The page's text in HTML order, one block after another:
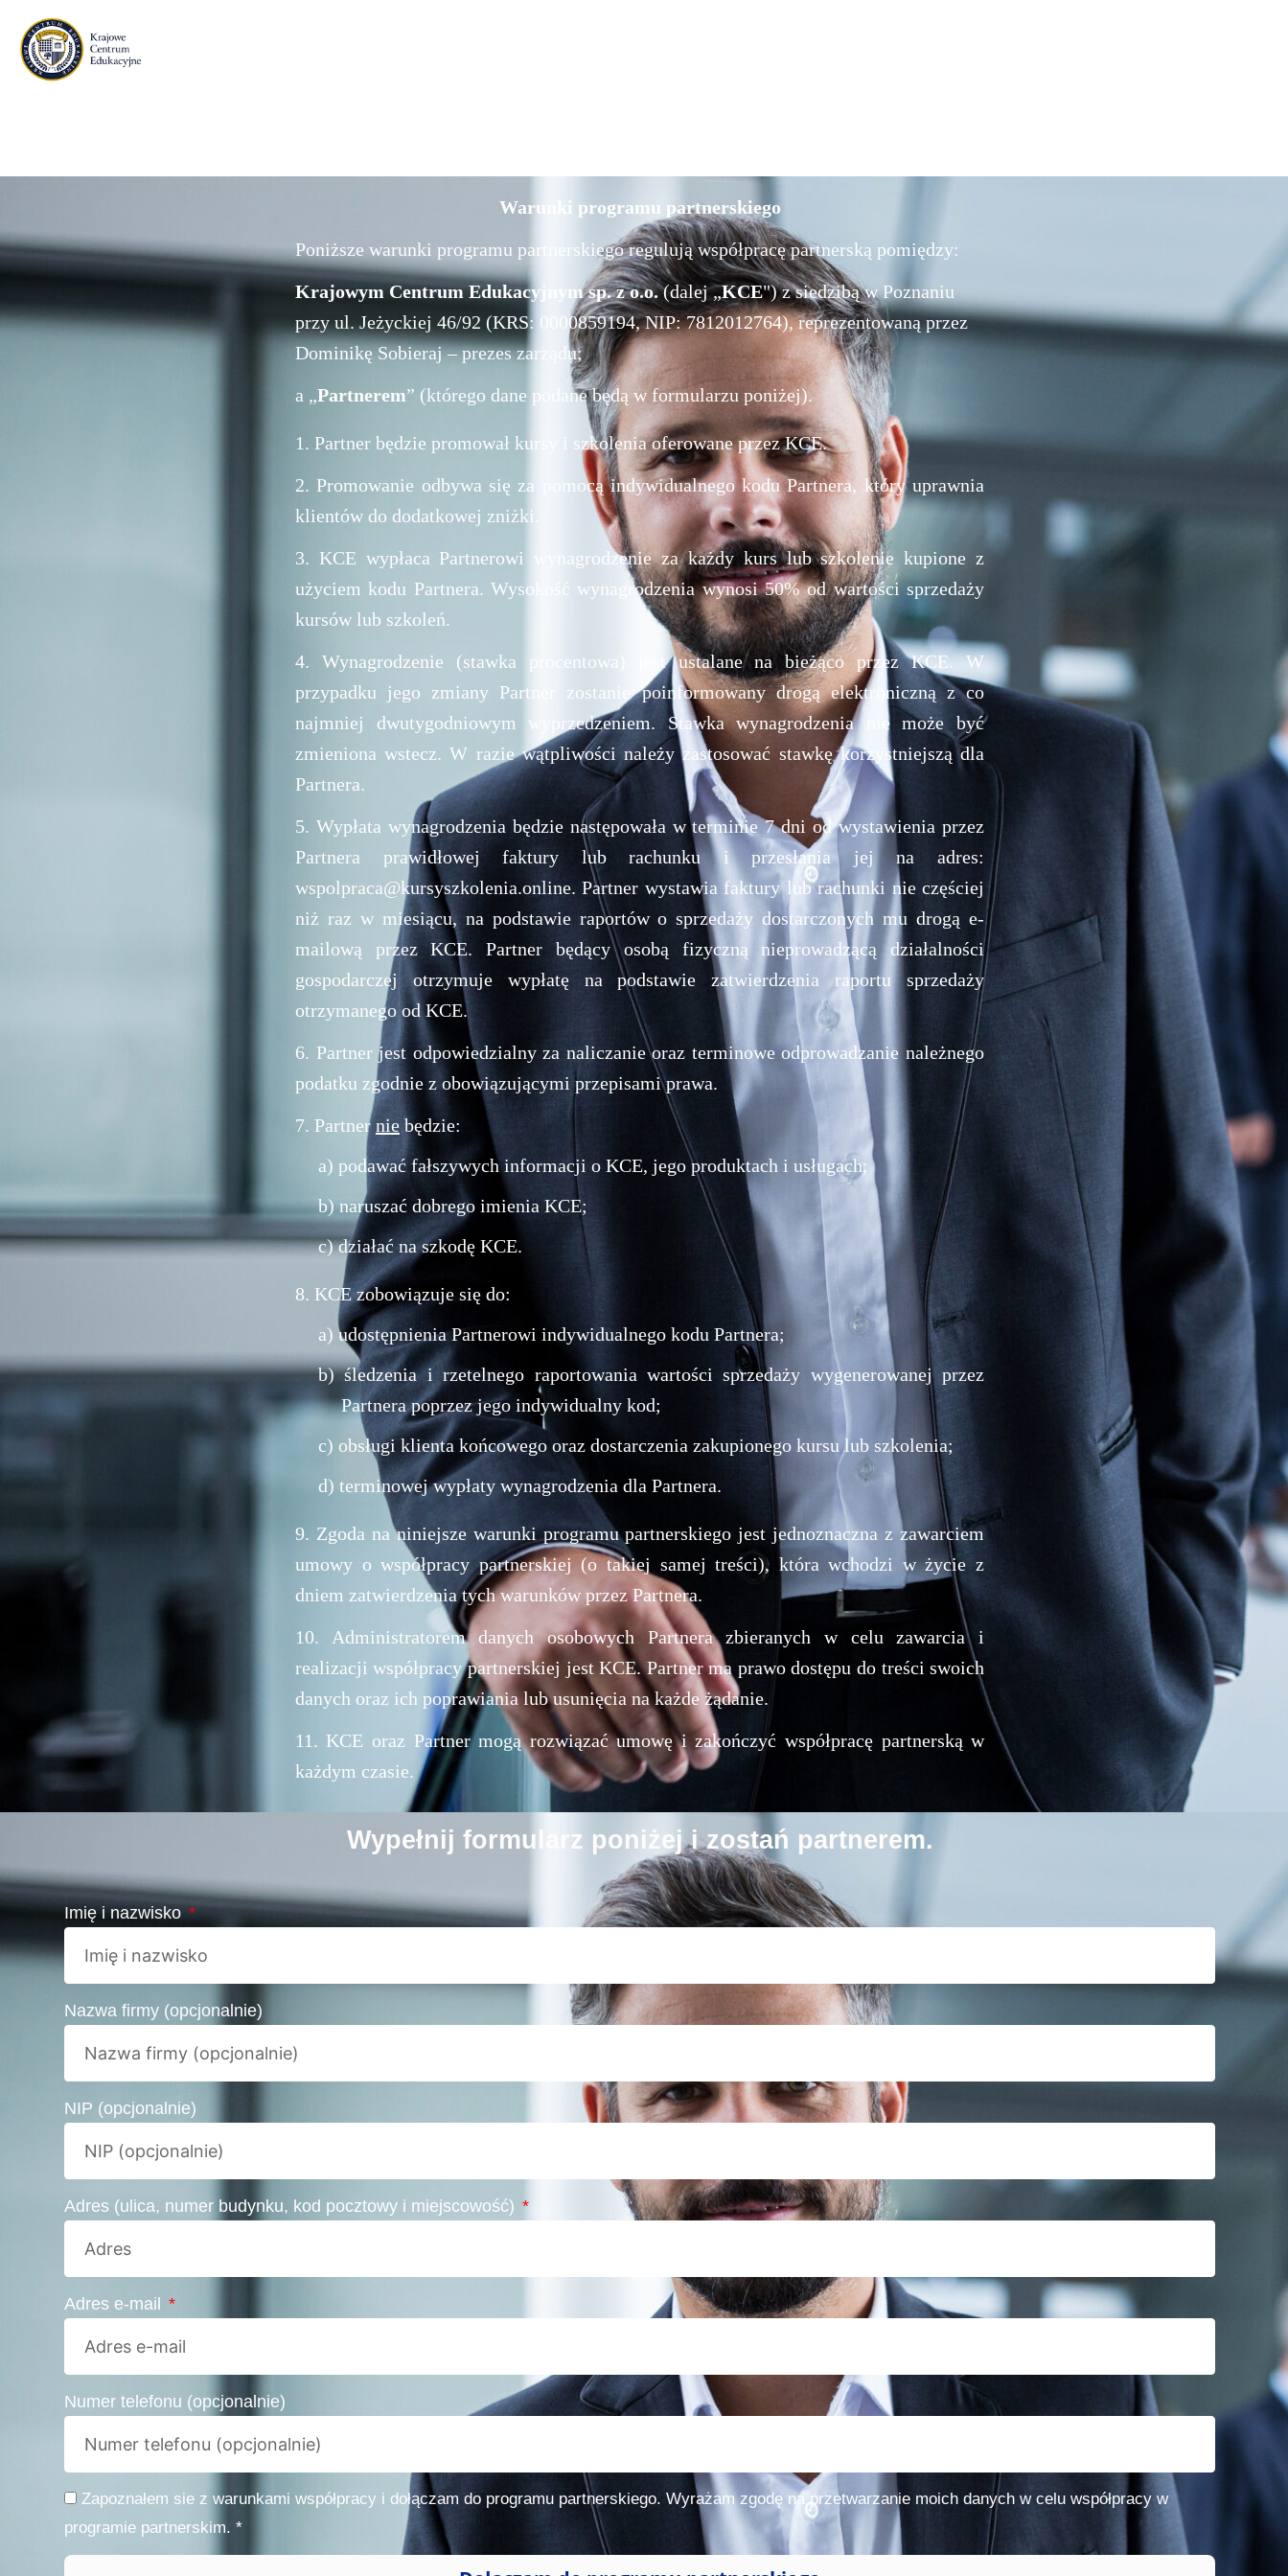
Warunki programu partnerskiego
Poniższe warunki programu partnerskiego regulują współpracę partnerską pomiędzy:
Krajowym Centrum Edukacyjnym sp. z o.o.(dalej „KCE") z siedzibą w Poznaniu
przy ul. Jeżyckiej 46/92 (KRS: 0000859194, NIP: 7812012764), reprezentowaną przez
Dominikę Sobieraj – prezes zarządu;
a „Partnerem” (którego dane podane będą w formularzu poniżej).
1. Partner będzie promował kursy i szkolenia oferowane przez KCE.
2. Promowanie odbywa się za pomocą indywidualnego kodu Partnera, który uprawnia
klientów do dodatkowej zniżki.
3. KCE wypłaca Partnerowi wynagrodzenie za każdy kurs lub szkolenie kupione z
użyciem kodu Partnera. Wysokość wynagrodzenia wynosi 50% od wartości sprzedaży
kursów lub szkoleń.
4. Wynagrodzenie (stawka procentowa) jest ustalane na bieżąco przez KCE. W
przypadku jego zmiany Partner zostanie poinformowany drogą elektroniczną z co
najmniej dwutygodniowym wyprzedzeniem. Stawka wynagrodzenia nie może być
zmieniona wstecz. W razie wątpliwości należy zastosować stawkę korzystniejszą dla
Partnera.
5. Wypłata wynagrodzenia będzie następowała w terminie 7 dni od wystawienia przez
Partnera prawidłowej faktury lub rachunku i przesłania jej na adres:
wspolpraca@kursyszkolenia.online. Partner wystawia faktury lub rachunki nie częściej
niż raz w miesiącu, na podstawie raportów o sprzedaży dostarczonych mu drogą e-
mailową przez KCE. Partner będący osobą fizyczną nieprowadzącą działalności
gospodarczej otrzymuje wypłatę na podstawie zatwierdzenia raportu sprzedaży
otrzymanego od KCE.
6. Partner jest odpowiedzialny za naliczanie oraz terminowe odprowadzanie należnego
podatku zgodnie z obowiązującymi przepisami prawa.
7. Partnerniebędzie:
a) podawać fałszywych informacji o KCE, jego produktach i usługach;
b) naruszać dobrego imienia KCE;
c) działać na szkodę KCE.
8. KCE zobowiązuje się do:
a) udostępnienia Partnerowi indywidualnego kodu Partnera;
b) śledzenia i rzetelnego raportowania wartości sprzedaży wygenerowanej przez
Partnera poprzez jego indywidualny kod;
c) obsługi klienta końcowego oraz dostarczenia zakupionego kursu lub szkolenia;
d) terminowej wypłaty wynagrodzenia dla Partnera.
9. Zgoda na niniejsze warunki programu partnerskiego jest jednoznaczna z zawarciem
umowy o współpracy partnerskiej (o takiej samej treści), która wchodzi w życie z
dniem zatwierdzenia tych warunków przez Partnera.
10. Administratorem danych osobowych Partnera zbieranych w celu zawarcia i
realizacji współpracy partnerskiej jest KCE. Partner ma prawo dostępu do treści swoich
danych oraz ich poprawiania lub usunięcia na każde żądanie.
11. KCE oraz Partner mogą rozwiązać umowę i zakończyć współpracę partnerską w
każdym czasie.
Wypełnij formularz poniżej i zostań partnerem.
Imię i nazwisko
Nazwa firmy (opcjonalnie)
NIP (opcjonalnie)
Adres (ulica, numer budynku, kod pocztowy i miejscowość)
Adres e-mail
Numer telefonu (opcjonalnie)
Zapoznałem sie z warunkami współpracy i dołączam do programu partnerskiego. Wyrażam zgodę na przetwarzanie moich danych w celu współpracy w
programie partnerskim. *